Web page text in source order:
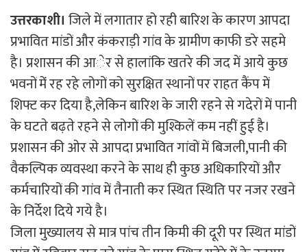
उत्तरकाशी। जिले में लगातार हो रही बारिश के कारण आपदा
प्रभावित मांडों और कंकराड़ी गांव के ग्रामीण काफी डरे सहमे
है। प्रशासन की आेर से हालांकि खतरे की जद में आये कुछ
भवनों मेंं रह रहे लोगों को सुरक्षित स्थानों पर राहत कैंप में
शिफ्ट कर दिया है,लेकिन बारिश के जारी रहने से गदेरों में पानी
के घटते बढ़ते रहने से लोगों की मुश्किलें कम नहीं हुई है।
प्रशासन की ओर से आपदा प्रभावित गांवों में बिजली,पानी की
वैकल्पिक व्यवस्था करने के साथ ही कुछ अधिकारियों और
कर्मचारियों की गांव में तैनाती कर स्थित स्थिति पर नजर रखने
के निर्देश दिये गये है।
जिला मुख्यालय से मात्र पांच तीन किमी की दूरी पर स्थित मांडों